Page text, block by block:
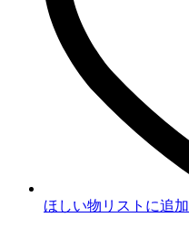
ほしい物リストに追加